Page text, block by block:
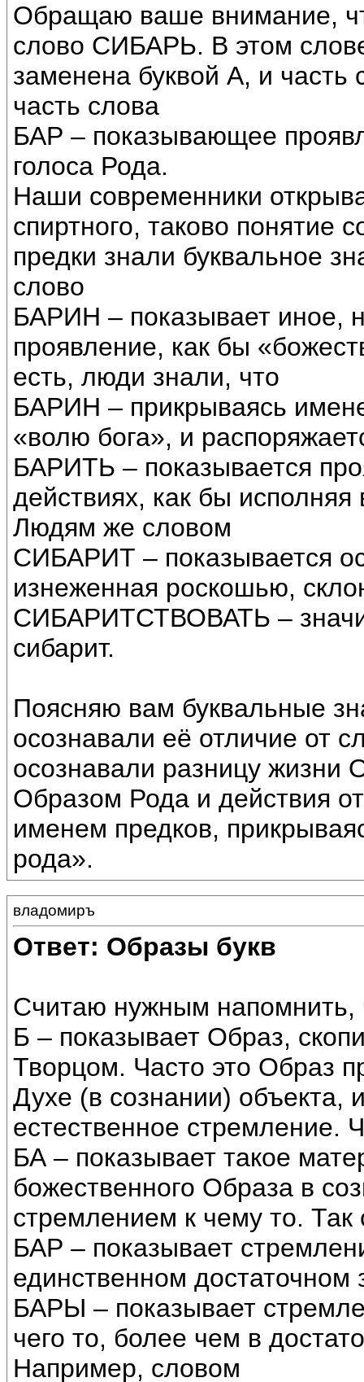
Обращаю ваше внимание,
слово СИБАРЬ. В этом
заменена буквой А, и
часть слова
БАР – показывающее
голоса Рода.
Наши современники
спиртного, таково понятие
предки знали буквальное
слово
БАРИН – показывает иное,
проявление, как бы
есть, люди знали, что
БАРИН – прикрываясь
«волю бога», и
БАРИТЬ – показывается
действиях, как бы
Людям же словом
СИБАРИТ – показывается
изнеженная роскошью,
СИБАРИТСТВОВАТЬ –
сибарит.
Поясняю вам буквальные
осознавали её отличие от
осознавали разницу жизни
Образом Рода и действия
именем предков,
рода».
владомиръ
Ответ: Образы букв
Считаю нужным напомнить,
Б – показывает Образ,
Творцом. Часто это Образ
Духе (в сознании) объекта,
естественное стремление.
БА – показывает такое
божественного Образа в
стремлением к чему то. Так
БАР – показывает
единственном достаточном
БАРЫ – показывает
чего то, более чем в
Например, словом